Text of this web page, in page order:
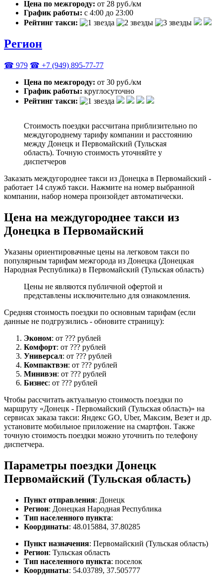
Цена по межгороду: от 28 руб./км
График работы: с 4:00 до 23:00
Рейтинг такси:
Регион
☎ 979 ☎ +7 (949) 895-77-77
Цена по межгороду: от 30 руб./км
График работы: круглосуточно
Рейтинг такси:
Стоимость поездки рассчитана приблизительно по
междугороднему тарифу компании и расстоянию
между Донецк и Первомайский (Тульская
область). Точную стоимость уточняйте у
диспетчеров
Заказать междугороднее такси из Донецка в Первомайский -
работает 14 служб такси. Нажмите на номер выбранной
компании, набор номера произойдет автоматически.
Цена на междугороднее такси из
Донецка в Первомайский
Указаны ориентировачные цены на легковом такси по
популярным тарифам межгорода из Донецка (Донецкая
Народная Республика) в Первомайский (Тульская область)
Цены не являются публичной офертой и
представлены исключительно для ознакомления.
Средняя стоимость поездки по основным тарифам (если
данные не подгрузились - обновите страницу):
Эконом: от ??? рублей
Комфорт: от ??? рублей
Универсал: от ??? рублей
Компактвэн: от ??? рублей
Минивэн: от ??? рублей
Бизнес: от ??? рублей
Чтобы рассчитать актуальную стоимость поездки по
маршруту «Донецк - Первомайский (Тульская область)» на
сервисах заказа такси: Яндекс GO, Uber, Максим, Везет и др.
установите мобильное приложение на смартфон. Также
точную стоимость поездки можно уточнить по телефону
диспетчера.
Параметры поездки Донецк
Первомайский (Тульская область)
Пункт отправления: Донецк
Регион: Донецкая Народная Республика
Тип населенного пункта:
Координаты: 48.015884, 37.80285
Пункт назначения: Первомайский (Тульская область)
Регион: Тульская область
Тип населенного пункта: поселок
Координаты: 54.03789, 37.505777